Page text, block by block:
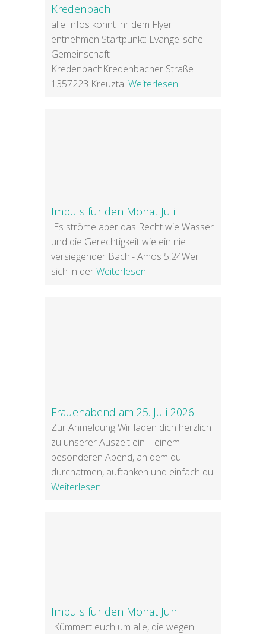
Kredenbach
alle Infos könnt ihr dem Flyer
entnehmen Startpunkt: Evangelische
Gemeinschaft
KredenbachKredenbacher Straße
1357223 KreuztalWeiterlesen
Impuls für den Monat Juli
Es ströme aber das Recht wie Wasser
und die Gerechtigkeit wie ein nie
versiegender Bach.- Amos 5,24Wer
sich in derWeiterlesen
Frauenabend am 25. Juli 2026
Zur Anmeldung Wir laden dich herzlich
zu unserer Auszeit ein – einem
besonderen Abend, an dem du
durchatmen, auftanken und einfach du
Weiterlesen
Impuls für den Monat Juni
Kümmert euch um alle, die wegen